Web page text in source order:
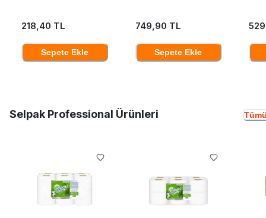
218,40 TL
Sepete Ekle
749,90 TL
Sepete Ekle
Selpak Professional Ürünleri